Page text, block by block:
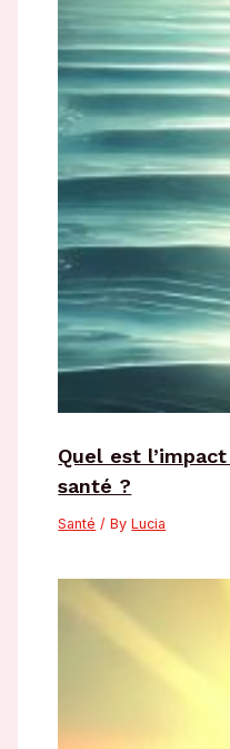
Quel est
santé ?
Santé / ByLucia